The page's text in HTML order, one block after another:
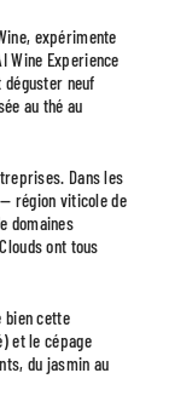
expérimente
Wine Experience
neuf
au thé au
Dans les
région viticole de
domaines
ont tous
bien cette
et le cépage
du jasmin au